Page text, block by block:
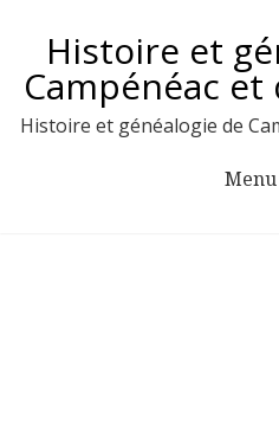
contenuHistoire et
Campénéac
Histoire et généalogie de
Menu